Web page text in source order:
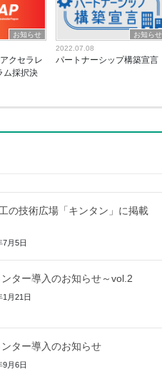
お知らせ
クセラレ
ム採択決
お知らせ
2022.07.08
パートナーシップ構築宣言
の技術広場「キンタン」に掲載
7月5日
ター導入のお知らせ～vol.2
1月21日
ター導入のお知らせ
9月6日